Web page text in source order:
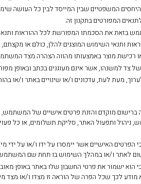
מעת לעת, עדכונים ו/או שינויים באתר ו/או
ניהול ותפעול האתר, סליקת תשלומים, או כל
הפרטים האישיים אשר יימסרו על ידו ו/או על
לאתר ו/או במהלך השימוש בו תחת שם
הוא ישמור את פרטי החשבון שלו באתר באופן
לכך שכל הפרה של הוראה זו מצדו ו/או מצד מי